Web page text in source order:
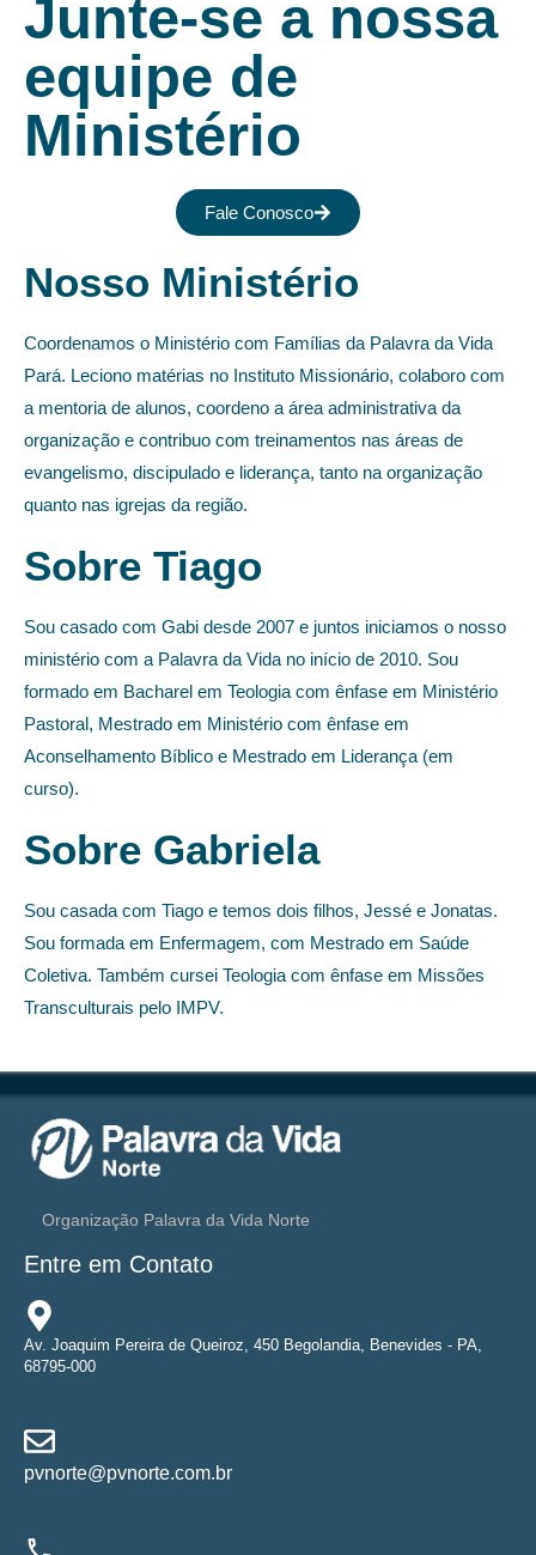
Junte-se a nossa
equipe de
Ministério
Fale Conosco
Nosso Ministério
Coordenamos o Ministério com Famílias da Palavra da Vida
Pará. Leciono matérias no Instituto Missionário, colaboro com
a mentoria de alunos, coordeno a área administrativa da
organização e contribuo com treinamentos nas áreas de
evangelismo, discipulado e liderança, tanto na organização
quanto nas igrejas da região.
Sobre Tiago
Sou casado com Gabi desde 2007 e juntos iniciamos o nosso
ministério com a Palavra da Vida no início de 2010. Sou
formado em Bacharel em Teologia com ênfase em Ministério
Pastoral, Mestrado em Ministério com ênfase em
Aconselhamento Bíblico e Mestrado em Liderança (em
curso).
Sobre Gabriela
Sou casada com Tiago e temos dois filhos, Jessé e Jonatas.
Sou formada em Enfermagem, com Mestrado em Saúde
Coletiva. Também cursei Teologia com ênfase em Missões
Transculturais pelo IMPV.
Organização Palavra da Vida Norte
Entre em Contato
Av. Joaquim Pereira de Queiroz, 450 Begolandia, Benevides - PA,
68795-000
pvnorte@pvnorte.com.br